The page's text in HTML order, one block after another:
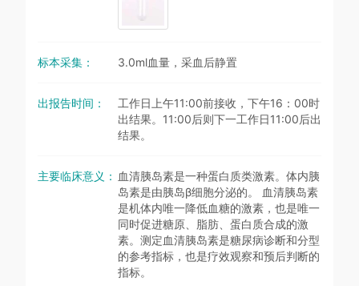
标本采集： 3.0ml血量，采血后静置
出报告时间：
工作日上午11:00前接收，下午16：00时
出结果。11:00后则下一工作日11:00后出
结果。
主要临床意义： 血清胰岛素是一种蛋白质类激素。体内胰
岛素是由胰岛β细胞分泌的。 血清胰岛素
是机体内唯一降低血糖的激素，也是唯一
同时促进糖原、脂肪、蛋白质合成的激
素。测定血清胰岛素是糖尿病诊断和分型
的参考指标，也是疗效观察和预后判断的
指标。